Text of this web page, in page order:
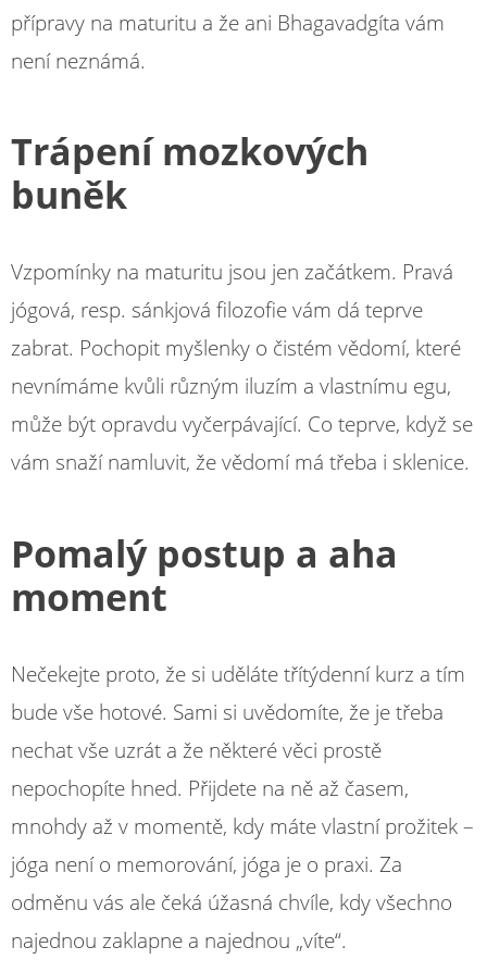
přípravy na maturitu a že ani Bhagavadgíta vám
není neznámá.
Trápení mozkových
buněk
Vzpomínky na maturitu jsou jen začátkem. Pravá
jógová, resp. sánkjová filozofie vám dá teprve
zabrat. Pochopit myšlenky o čistém vědomí, které
nevnímáme kvůli různým iluzím a vlastnímu egu,
může být opravdu vyčerpávající. Co teprve, když se
vám snaží namluvit, že vědomí má třeba i sklenice.
Pomalý postup a aha
moment
Nečekejte proto, že si uděláte třítýdenní kurz a tím
bude vše hotové. Sami si uvědomíte, že je třeba
nechat vše uzrát a že některé věci prostě
nepochopíte hned. Přijdete na ně až časem,
mnohdy až v momentě, kdy máte vlastní prožitek –
jóga není o memorování, jóga je o praxi. Za
odměnu vás ale čeká úžasná chvíle, kdy všechno
najednou zaklapne a najednou „víte“.